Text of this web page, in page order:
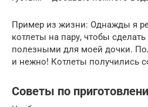
Пример из жизни: Однажды я
котлеты на пару, чтобы
полезными для моей дочки.
и нежно! Котлеты получились
Советы по